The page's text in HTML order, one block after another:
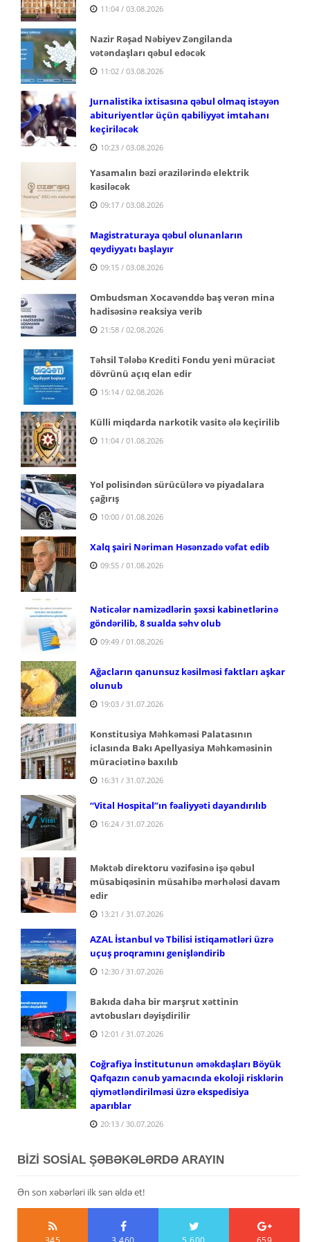
11:04 / 03.08.2026
Nazir Rəşad Nəbiyev Zəngilanda
vətəndaşları qəbul edəcək
11:02 / 03.08.2026
Jurnalistika ixtisasına qəbul olmaq istəyən
abituriyentlər üçün qabiliyyət imtahanı
keçiriləcək
10:23 / 03.08.2026
Yasamalın bəzi ərazilərində elektrik
kəsiləcək
09:17 / 03.08.2026
Magistraturaya qəbul olunanların
qeydiyyatı başlayır
09:15 / 03.08.2026
Ombudsman Xocavənddə baş verən mina
hadisəsinə reaksiya verib
21:58 / 02.08.2026
Təhsil Tələbə Krediti Fondu yeni müraciət
dövrünü açıq elan edir
15:14 / 02.08.2026
Külli miqdarda narkotik vasitə ələ keçirilib
11:04 / 01.08.2026
Yol polisindən sürücülərə və piyadalara
çağırış
10:00 / 01.08.2026
Xalq şairi Nəriman Həsənzadə vəfat edib
09:55 / 01.08.2026
Nəticələr namizədlərin şəxsi kabinetlərinə
göndərilib, 8 sualda səhv olub
09:49 / 01.08.2026
Ağacların qanunsuz kəsilməsi faktları aşkar
olunub
19:03 / 31.07.2026
Konstitusiya Məhkəməsi Palatasının
iclasında Bakı Apellyasiya Məhkəməsinin
müraciətinə baxılıb
16:31 / 31.07.2026
“Vital Hospital”ın fəaliyyəti dayandırılıb
16:24 / 31.07.2026
Məktəb direktoru vəzifəsinə işə qəbul
müsabiqəsinin müsahibə mərhələsi davam
edir
13:21 / 31.07.2026
AZAL İstanbul və Tbilisi istiqamətləri üzrə
uçuş proqramını genişləndirib
12:30 / 31.07.2026
Bakıda daha bir marşrut xəttinin
avtobusları dəyişdirilir
12:01 / 31.07.2026
Coğrafiya İnstitutunun əməkdaşları Böyük
Qafqazın cənub yamacında ekoloji risklərin
qiymətləndirilməsi üzrə ekspedisiya
aparıblar
20:13 / 30.07.2026
BİZİ SOSİAL ŞƏBƏKƏLƏRDƏ ARAYIN
Ən son xəbərləri ilk sən əldə et!